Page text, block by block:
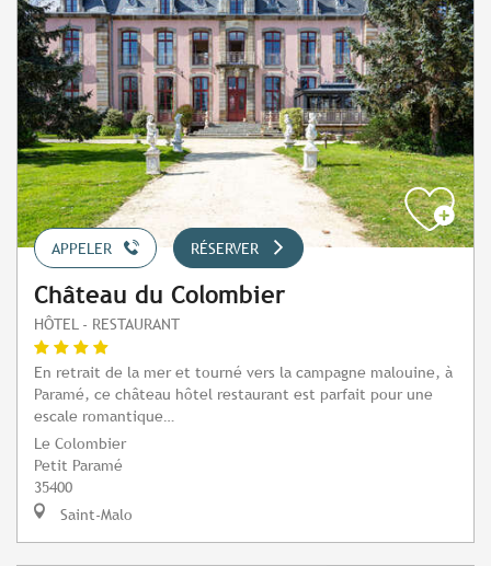
APPELER RÉSERVER
Château du Colombier
HÔTEL - RESTAURANT
En retrait de la mer et tourné vers la campagne malouine, à
Paramé, ce château hôtel restaurant est parfait pour une
escale romantique…
Le Colombier
Petit Paramé
35400
Saint-Malo